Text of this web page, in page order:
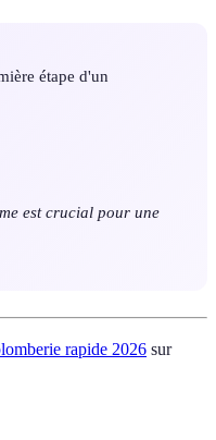
étape d'un
est crucial pour une
rapide 2026 sur